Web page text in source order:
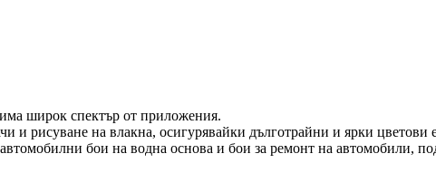
широк спектър от приложения.
и рисуване на влакна, осигурявайки дълготрайни и ярки цветови
бои на водна основа и бои за ремонт на автомобили,